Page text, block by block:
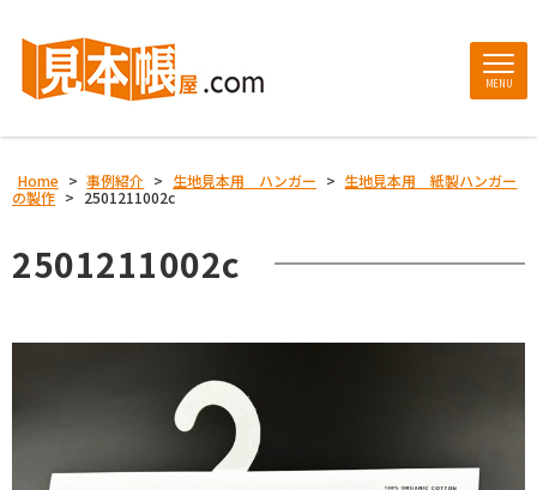
MENU
Home > 事例紹介 > 生地見本用 ハンガー > 生地見本用 紙製ハンガー
の製作 > 2501211002c
2501211002c